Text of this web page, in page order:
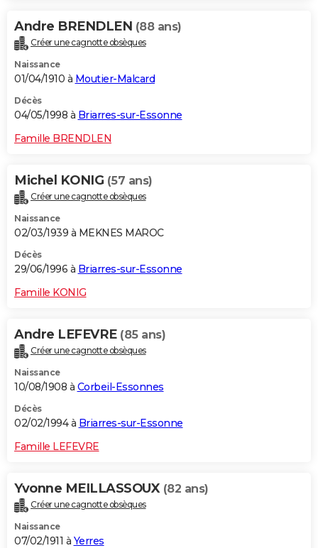
Andre BRENDLEN (88 ans)
Créer une cagnotte obsèques
Naissance
01/04/1910 à Moutier-Malcard
Décès
04/05/1998 à Briarres-sur-Essonne
Famille BRENDLEN
Michel KONIG (57 ans)
Créer une cagnotte obsèques
Naissance
02/03/1939 à MEKNES MAROC
Décès
29/06/1996 à Briarres-sur-Essonne
Famille KONIG
Andre LEFEVRE (85 ans)
Créer une cagnotte obsèques
Naissance
10/08/1908 à Corbeil-Essonnes
Décès
02/02/1994 à Briarres-sur-Essonne
Famille LEFEVRE
Yvonne MEILLASSOUX (82 ans)
Créer une cagnotte obsèques
Naissance
07/02/1911 à Yerres